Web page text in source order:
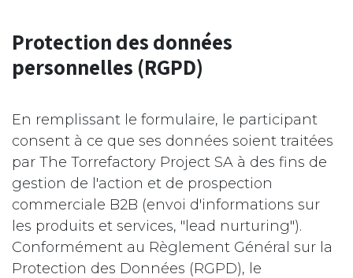
Protection des données
personnelles (RGPD)
En remplissant le formulaire, le participant
consent à ce que ses données soient traitées
par The Torrefactory Project SA à des fins de
gestion de l'action et de prospection
commerciale B2B (envoi d'informations sur
les produits et services, "lead nurturing").
Conformément au Règlement Général sur la
Protection des Données (RGPD), le